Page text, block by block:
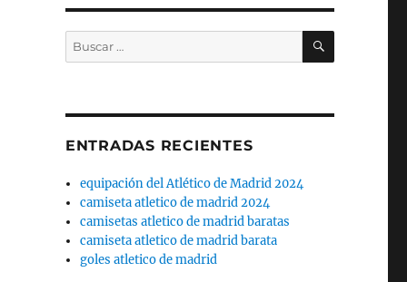
Buscar
por:
BUSCAR
ENTRADAS RECIENTES
equipación del Atlético de Madrid 2024
camiseta atletico de madrid 2024
camisetas atletico de madrid baratas
camiseta atletico de madrid barata
goles atletico de madrid